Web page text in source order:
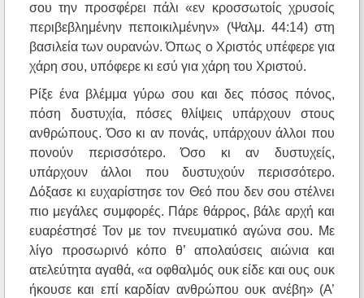
σου την προσφέρει πάλι «εν κροσσωτοίς χρυσοίς
περιβεβλημένην πεποικιλμένην» (Ψαλμ. 44:14) στη
βασιλεία των ουρανών. Όπως ο Χριστός υπέφερε για
χάρη σου, υπόφερε κι εσύ για χάρη του Χριστού.
Ρίξε ένα βλέμμα γύρω σου και δες πόσος πόνος,
πόση δυστυχία, πόσες θλίψεις υπάρχουν στους
ανθρώπους. Όσο κι αν πονάς, υπάρχουν άλλοι που
πονούν περισσότερο. Όσο κι αν δυστυχείς,
υπάρχουν άλλοι που δυστυχούν περισσότερο.
Δόξασε κι ευχαρίστησε τον Θεό που δεν σου στέλνει
πιο μεγάλες συμφορές. Πάρε θάρρος, βάλε αρχή και
ευαρέστησέ Τον με τον πνευματικό αγώνα σου. Με
λίγο προσωρινό κόπο θ’ απολαύσεις αιώνια και
ατελεύτητα αγαθά, «α οφθαλμός ουκ είδε και ους ουκ
ήκουσε και επί καρδίαν ανθρώπου ουκ ανέβη» (Α’